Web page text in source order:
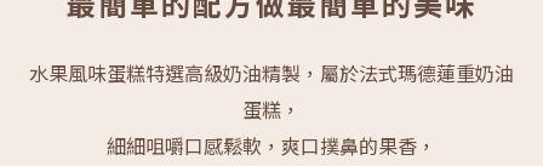
水果風味蛋糕特選高級奶油精製，屬於法式瑪德蓮重奶油
蛋糕，
細細咀嚼口感鬆軟，爽口撲鼻的果香，